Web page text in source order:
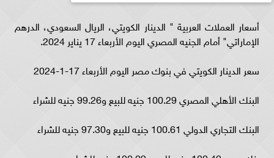
أسعار العملات العربية " الدينار الكويتي، الريال السعودي، الدرهم
الإماراتي" أمام الجنيه المصري اليوم الأربعاء 17 يناير 2024.
سعر الدينار الكويتي في بنوك مصر اليوم الأربعاء 17-1-2024
البنك الأهلي المصري 100.29 جنيه للبيع و99.26 جنيه للشراء
البنك التجاري الدولي 100.61 جنيه للبيع و97.30 جنيه للشراء